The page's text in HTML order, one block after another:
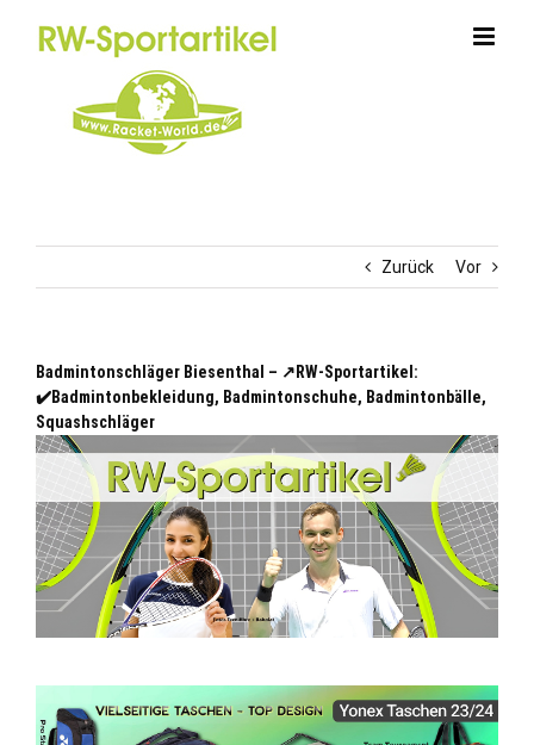
Zurück Vor
Badmintonschläger Biesenthal – ↗️RW-Sportartikel:
✔️Badmintonbekleidung, Badmintonschuhe, Badmintonbälle,
Squashschläger